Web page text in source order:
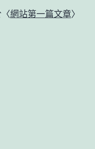
〈網站第一篇文章〉